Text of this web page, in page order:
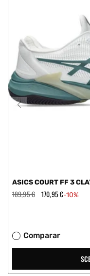
ASICS COURT FF 3
Prezzo
regolare
189,95 € Prezzo
scontato
170,95 €-10%
Comparar